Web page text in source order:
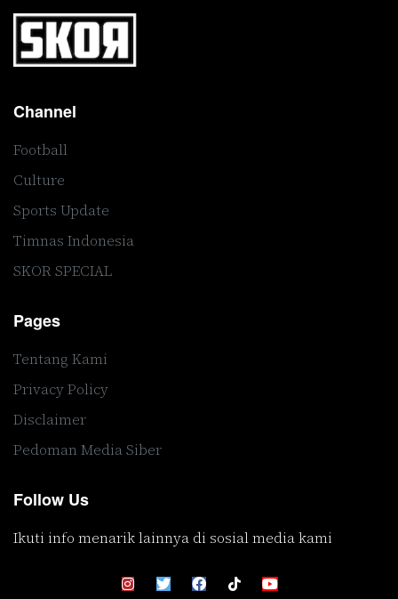
Channel
Football
Culture
Sports Update
Timnas Indonesia
SKOR SPECIAL
Pages
Tentang Kami
Privacy Policy
Disclaimer
Pedoman Media Siber
Follow Us
Ikuti info menarik lainnya di sosial media kami